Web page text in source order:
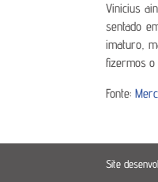
Vinicius
sentado
imaturo,
fizermos o
Fonte:
Site